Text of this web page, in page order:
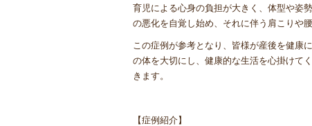
育児による心身の負担が大きく、体型や姿
の悪化を自覚し始め、それに伴う肩こりや
この症例が参考となり、皆様が産後を健康
の体を大切にし、健康的な生活を心掛けて
きます。
【症例紹介】